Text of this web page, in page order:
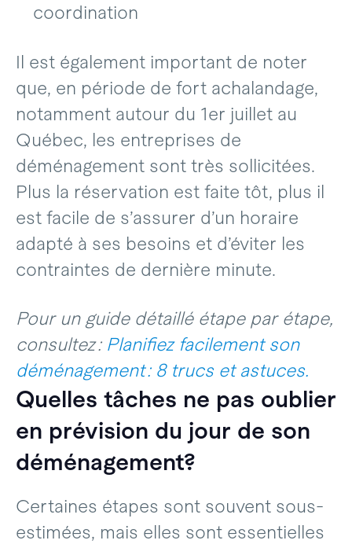
coordination
Il est également important de noter
que, en période de fort achalandage,
notamment autour du 1er juillet au
Québec, les entreprises de
déménagement sont très sollicitées.
Plus la réservation est faite tôt, plus il
est facile de s’assurer d’un horaire
adapté à ses besoins et d’éviter les
contraintes de dernière minute.
Pour un guide détaillé étape par étape,
consultez : Planifiez facilement son
déménagement : 8 trucs et astuces.
Quelles tâches ne pas oublier
en prévision du jour de son
déménagement?
Certaines étapes sont souvent sous-
estimées, mais elles sont essentielles